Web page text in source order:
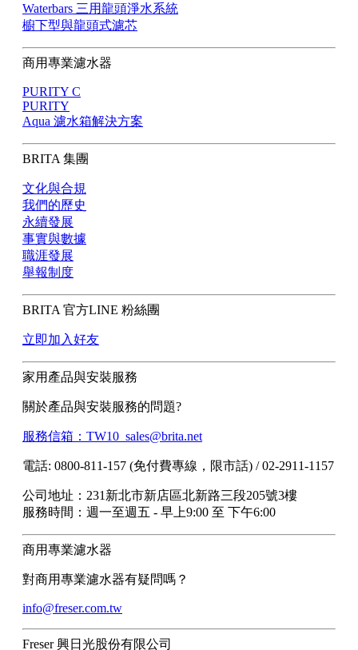
Waterbars 三用龍頭淨水系統
櫥下型與龍頭式濾芯
商用專業濾水器
PURITY C
PURITY
Aqua 濾水箱解決方案
BRITA 集團
文化與合規
我們的歷史
永續發展
事實與數據
職涯發展
舉報制度
BRITA 官方LINE 粉絲團
立即加入好友
家用產品與安裝服務
關於產品與安裝服務的問題?
服務信箱：TW10_sales@brita.net
電話: 0800-811-157 (免付費專線，限市話) / 02-2911-1157
公司地址：231新北市新店區北新路三段205號3樓
服務時間：週一至週五 - 早上9:00 至 下午6:00
商用專業濾水器
對商用專業濾水器有疑問嗎？
info@freser.com.tw
Freser 興日光股份有限公司